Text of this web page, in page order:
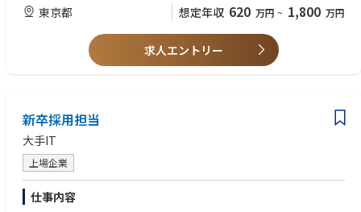
東京都 想定年収 620 万円 ~ 1,800 万円
求人エントリー
新卒採用担当
大手IT
上場企業
仕事内容